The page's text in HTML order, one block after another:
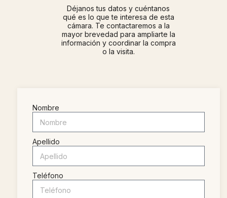
Déjanos tus datos y cuéntanos
qué es lo que te interesa de esta
cámara. Te contactaremos a la
mayor brevedad para ampliarte la
información y coordinar la compra
o la visita.
Nombre
Apellido
Teléfono